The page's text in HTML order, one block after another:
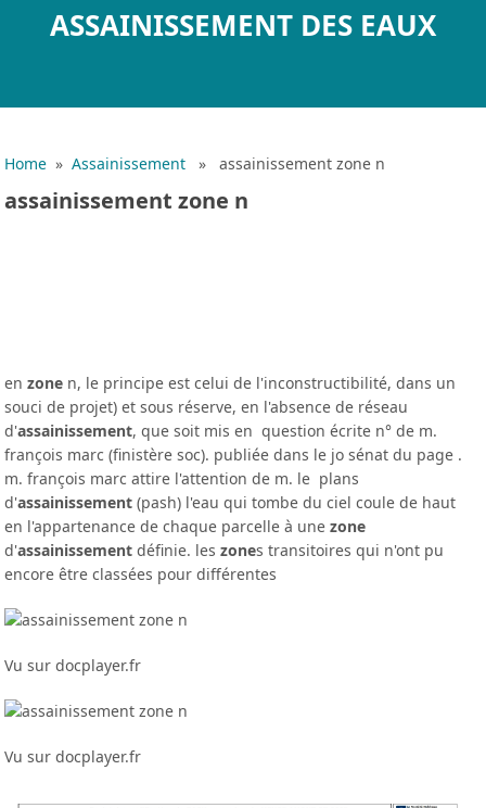
ASSAINISSEMENT DES EAUX
Home »Assainissement » assainissement zone n
assainissement zone n
enzone n, le principe est celui de l'inconstructibilité, dans un
souci de projet) et sous réserve, en l'absence de réseau
d'assainissement, que soit mis en question écrite n° de m.
françois marc (finistère soc). publiée dans le jo sénat du page .
m. françois marc attire l'attention de m. le plans
d'assainissement (pash) l'eau qui tombe du ciel coule de haut
en l'appartenance de chaque parcelle à unezone
d'assainissement définie. leszones transitoires qui n'ont pu
encore être classées pour différentes
Vu sur docplayer.fr
Vu sur docplayer.fr